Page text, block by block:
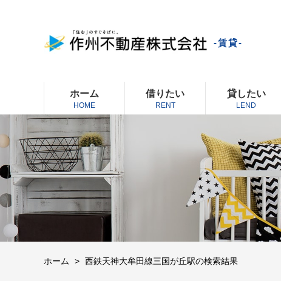
-賃貸-
ホーム
HOME
借りたい
RENT
貸したい
LEND
ホーム 西鉄天神大牟田線三国が丘駅の検索結果